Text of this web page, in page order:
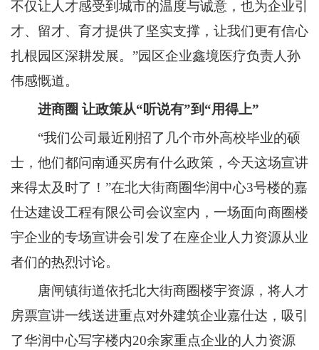
不仅让人才感受到城市的温度与诚意，也为企业引
才、留才、育才提供了坚实支撑，让我们更有信心
扎根园区深耕发展。”园区企业鑫境医疗负责人孙
伟感慨道。
进商圈 让政策从“听说有”到“用得上”
“我们公司最近刚招了几个市外高校毕业的硕
士，他们都问南通买房有什么政策，今天这场宣讲
来得太及时了！”在北大街商圈华润中心3号楼的嘉
仕达建设工程有限公司会议室内，一场面向商圈楼
宇企业的专场宣讲会引发了在座企业人力资源从业
者们的热烈讨论。
唐闸镇街道依托北大街商圈楼宇资源，将人才
房票宣讲一线送进重点对外建筑企业嘉仕达，吸引
了华润中心写字楼内20余家重点企业的人力资源